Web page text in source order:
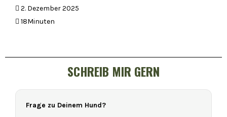
2. Dezember 2025
18Minuten
SCHREIB MIR GERN
Frage zu Deinem Hund?